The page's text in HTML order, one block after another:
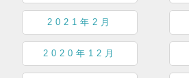
2021年2月
2020年12月